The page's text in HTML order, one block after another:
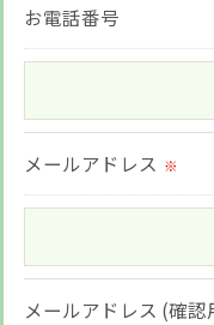
＜個人情報の委託に
当社では、利用目
これらの委託先に
置をとり、適切な監
当社では、個人情
切に安全管理対策を
お電話番号
メールアドレス ※
メールアドレス (確認